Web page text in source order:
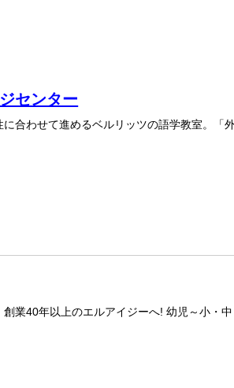
センター
合わせて進めるベルリッツの語学教室。「
業40年以上のエルアイジーへ! 幼児～小・